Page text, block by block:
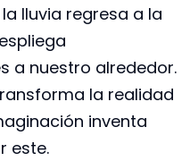
lluvia regresa a la
a nuestro alrededor.
la realidad
inventa
este.